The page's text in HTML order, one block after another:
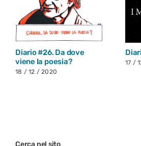
Diaio #24. Andrea Delfi
17 / 12 / 2020